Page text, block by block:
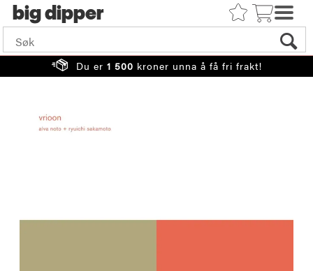
big
Du er 1 500 kroner unna å få fri frakt!